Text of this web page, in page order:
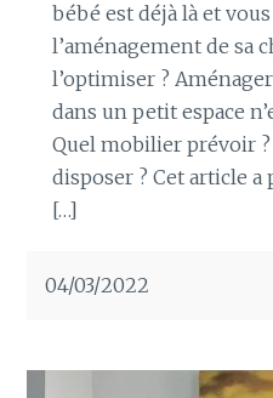
bébé est déjà là et
l’aménagement de sa
l’optimiser ?
dans un petit espace
Quel mobilier prévoir
disposer ? Cet article
[…]
04/03/2022